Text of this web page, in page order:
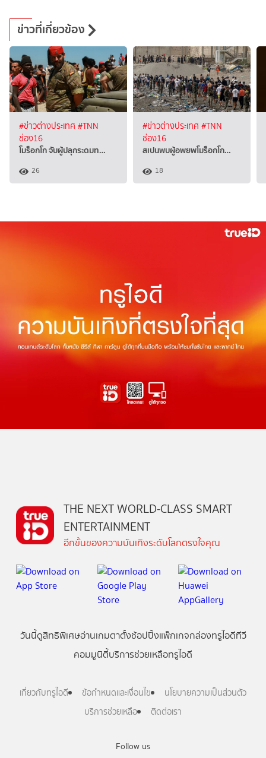
ข่าวที่เกี่ยวข้อง
#ข่าวต่างประเทศ #TNN
ช่อง16
โมร็อกโก จับผู้ปลุกระดมท…
26
#ข่าวต่างประเทศ #TNN
ช่อง16
สเปนพบผู้อพยพโมร็อกโก…
18
Follow us
THE NEXT WORLD-CLASS SMART
ENTERTAINMENT
อีกขั้นของความบันเทิงระดับโลกตรงใจคุณ
วันนี้ดูสิทธิพิเศษอ่านเกมตาตั้งช้อปปิ้งแพ็กเกจกล่องทรูไอดีทีวี
คอมมูนิตี้บริการช่วยเหลือทรูไอดี
เกี่ยวกับทรูไอดี ข้อกำหนดและเงื่อนไข
นโยบายความเป็นส่วนตัว
บริการช่วยเหลือ
ติดต่อเรา